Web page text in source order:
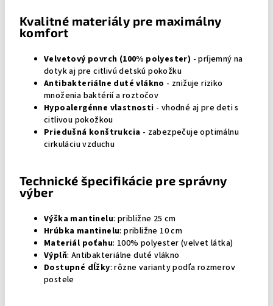
Kvalitné materiály pre maximálny
komfort
Velvetový povrch (100% polyester) - príjemný na
dotyk aj pre citlivú detskú pokožku
Antibakteriálne duté vlákno - znižuje riziko
množenia baktérií a roztočov
Hypoalergénne vlastnosti - vhodné aj pre deti s
citlivou pokožkou
Priedušná konštrukcia - zabezpečuje optimálnu
cirkuláciu vzduchu
Technické špecifikácie pre správny
výber
Výška mantinelu: približne 25 cm
Hrúbka mantinelu: približne 10 cm
Materiál poťahu: 100% polyester (velvet látka)
Výplň: Antibakteriálne duté vlákno
Dostupné dĺžky: rôzne varianty podľa rozmerov
postele